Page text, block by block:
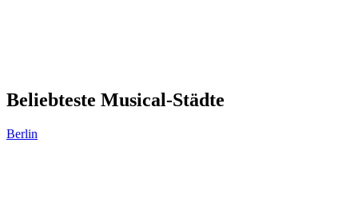
Beliebteste Musical-Städte
Berlin